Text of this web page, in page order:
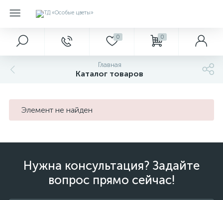
0 0
Главная
Каталог товаров
Элемент не найден
Нужна консультация? Задайте
вопрос прямо сейчас!